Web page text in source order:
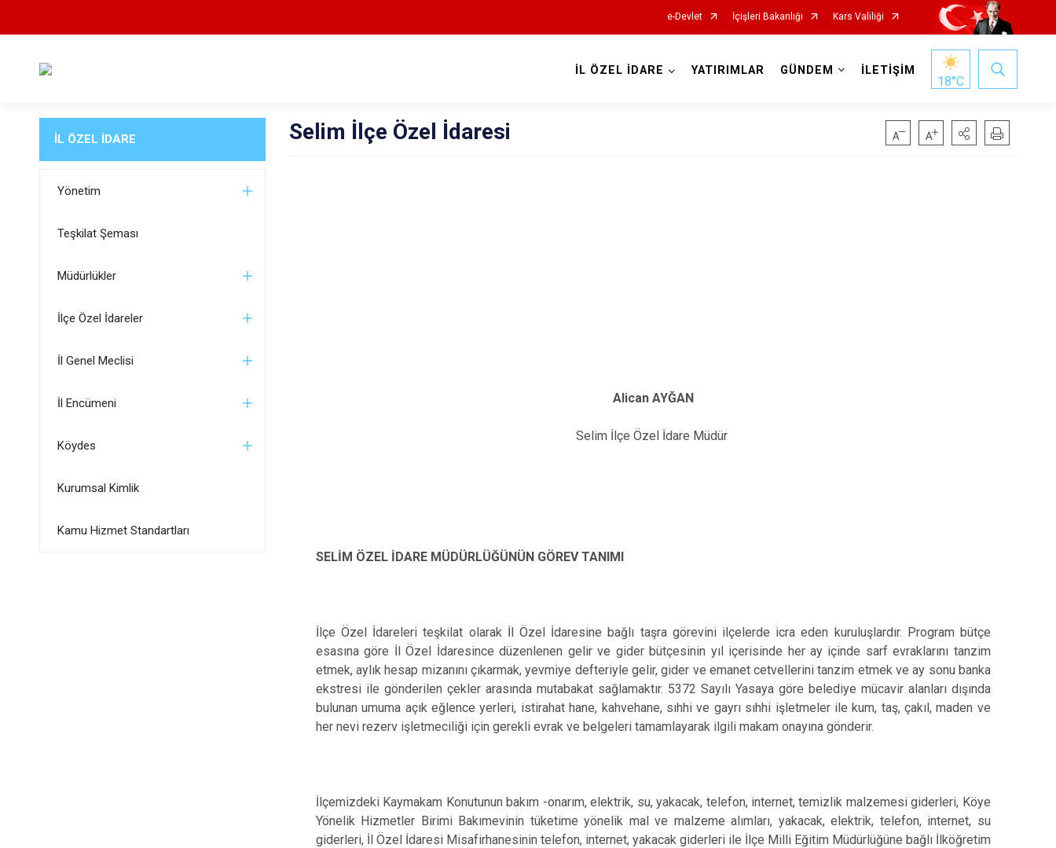
e-Devlet İçişleri Bakanlığı Kars Valiliği
İL ÖZEL İDARE YATIRIMLAR GÜNDEM İLETİŞİM
18°C
İL ÖZEL İDARE
Yönetim
Teşkilat Şeması
Müdürlükler
İlçe Özel İdareler
İl Genel Meclisi
İl Encümeni
Köydes
Kurumsal Kimlik
Kamu Hizmet Standartları
Selim İlçe Özel İdaresi
Alican AYĞAN
Selim İlçe Özel İdare Müdür
SELİM ÖZEL İDARE MÜDÜRLÜĞÜNÜN GÖREV TANIMI
İlçe Özel İdareleri teşkilat olarak İl Özel İdaresine bağlı taşra görevini ilçelerde icra eden kuruluşlardır. Program bütçe
esasına göre İl Özel İdaresince düzenlenen gelir ve gider bütçesinin yıl içerisinde her ay içinde sarf evraklarını tanzim
etmek, aylık hesap mizanını çıkarmak, yevmiye defteriyle gelir, gider ve emanet cetvellerini tanzim etmek ve ay sonu banka
ekstresi ile gönderilen çekler arasında mutabakat sağlamaktır. 5372 Sayılı Yasaya göre belediye mücavir alanları dışında
bulunan umuma açık eğlence yerleri, istirahat hane, kahvehane, sıhhi ve gayrı sıhhi işletmeler ile kum, taş, çakıl, maden ve
her nevi rezerv işletmeciliği için gerekli evrak ve belgeleri tamamlayarak ilgili makam onayına gönderir.
İlçemizdeki Kaymakam Konutunun bakım -onarım, elektrik, su, yakacak, telefon, internet, temizlik malzemesi giderleri, Köye
Yönelik Hizmetler Birimi Bakımevinin tüketime yönelik mal ve malzeme alımları, yakacak, elektrik, telefon, internet, su
giderleri, İl Özel İdaresi Misafirhanesinin telefon, internet, yakacak giderleri ile İlçe Milli Eğitim Müdürlüğüne bağlı İlköğretim